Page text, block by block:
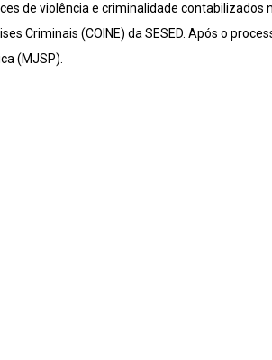
de violência e criminalidade contabilizados
Criminais (COINE) da SESED. Após o
(MJSP).